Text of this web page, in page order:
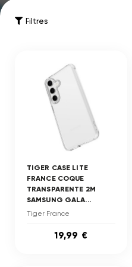
Filtres
TIGER CASE LITE
FRANCE COQUE
TRANSPARENTE 2M
SAMSUNG GALA...
Tiger France
19,99 €